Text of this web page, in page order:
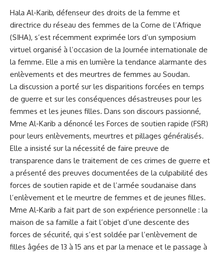
Hala Al-Karib, défenseur des droits de la femme ⁤et⁣
directrice du réseau des femmes de la Corne de l’Afrique
(SIHA), s’est récemment‍ exprimée lors d’un symposium
virtuel organisé‌ à l’occasion de la Journée internationale de
la femme. ⁣Elle a mis⁢ en lumière la tendance alarmante ‌des
enlèvements ​et des meurtres de⁣ femmes au Soudan.
La discussion a ​porté sur les disparitions forcées en temps
de ‌guerre et ⁢sur les conséquences désastreuses pour les
femmes et les jeunes filles. Dans son discours passionné,
Mme Al-Karib ⁢a dénoncé les Forces de soutien rapide (FSR)⁤
pour leurs enlèvements, meurtres et pillages généralisés.
Elle a insisté sur la nécessité de faire⁢ preuve de
transparence ​dans ‌le traitement de ces crimes de guerre et
a ‌présenté des​ preuves documentées de la culpabilité des
forces de soutien rapide‍ et de l’armée​ soudanaise ‌dans
l’enlèvement et le meurtre de femmes et de jeunes filles.
Mme ‌Al-Karib a fait part ​de son expérience personnelle : la
maison de sa famille ⁣a fait⁤ l’objet d’une descente des
⁢forces de⁣ sécurité, qui s’est soldée par l’enlèvement de
filles âgées de ⁢13 à 15 ans et par la menace et le passage à